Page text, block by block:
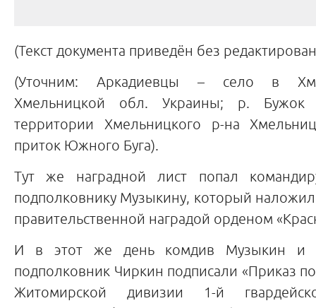
(Текст документа приведён без
(Уточним: Аркадиевцы – село в
Хмельницкой обл. Украины; р. Бужок
территории Хмельницкого р-на
приток Южного Буга).
Тут же наградной лист попал
подполковнику Музыкину, который
правительственной наградой орденом
И в этот же день комдив Музыкин и
подполковник Чиркин подписали «Приказ
Житомирской дивизии 1-й